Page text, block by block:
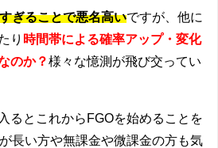
ぎることで悪名高いですが、他に
り 時間帯による確率アップ・変化
のか？様々な憶測が飛び交ってい
るとこれからFGOを始めることを
長い方や無課金や微課金の方も気